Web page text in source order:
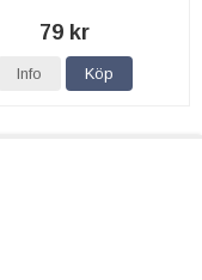
79 kr
Info Köp